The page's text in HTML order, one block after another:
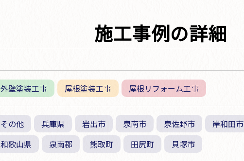
施工事例の詳細
外壁塗装工事 屋根塗装工事 屋根リフォーム工事
その他 兵庫県 岩出市 泉南市 泉佐野市 岸和田市
和歌山県
泉南郡 熊取町 田尻町 貝塚市